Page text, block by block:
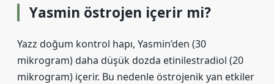
Yasmin östrojen içerir mi?
Yazz doğum kontrol hapı, Yasmin’den (30
mikrogram) daha düşük dozda etinilestradiol (20
mikrogram) içerir. Bu nedenle östrojenik yan etkiler